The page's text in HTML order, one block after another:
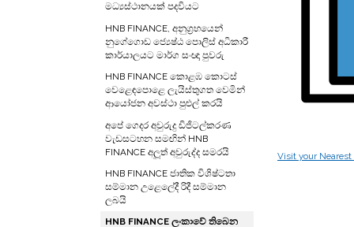
මධ්‍යස්ථානයක් පදවියට
HNB FINANCE, අනුග්‍රහයෙන්
නුගේගොඩ ජ්‍යෙෂ්ඨ පොලිස් අධිකාරී
කාර්යාලයට මාර්ග සංඥා පුවරු
HNB FINANCE කොළඹ කොටස්
වෙළෙඳපොළෙ ලැයිස්තුගත වෙමින්
ආයෝජන අවස්ථා පුළුල් කරයි
අපේ ගෙදර අවුරුදු ඩිජිටල්කරණ
වැඩසටහන සමඟින් HNB
FINANCE අලූත් අවුරුද්ද සමරයි
HNB FINANCE ජාතික විශිෂ්ටතා
සම්මාන උළෙලේදී රිදී සම්මාන
ලබයි
HNB FINANCE ලංකාවේ තිබෙන
Visit your Nearest